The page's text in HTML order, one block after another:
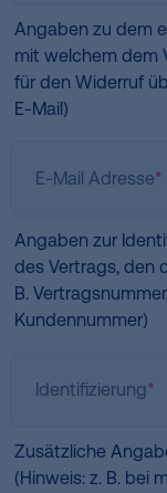
Angaben zu dem
mit welchem dem
für den Widerruf
E-Mail)
E-Mail Adresse*
Angaben zur
des Vertrags, den
B.
Kundennummer)
Identifizierung*
Zusätzliche
(Hinweis: z. B. bei